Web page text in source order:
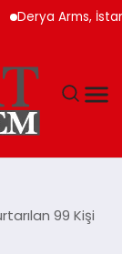
Arms,
99 Kişi